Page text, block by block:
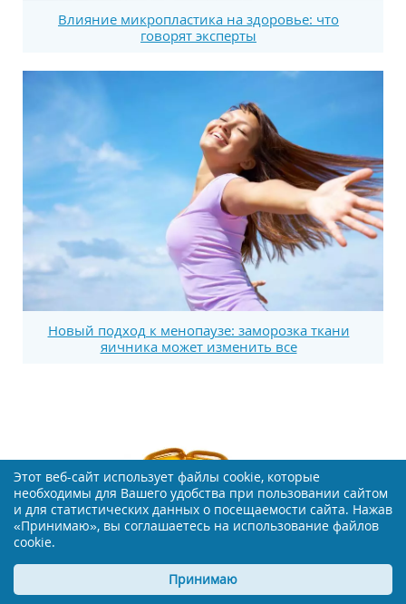
Влияние микропластика на здоровье: что
говорят эксперты
Новый подход к менопаузе: заморозка ткани
яичника может изменить все
Этот веб-сайт использует файлы cookie, которые
необходимы для Вашего удобства при пользовании сайтом
и для статистических данных о посещаемости сайта. Нажав
«Принимаю», вы соглашаетесь на использование файлов
cookie.
Принимаю